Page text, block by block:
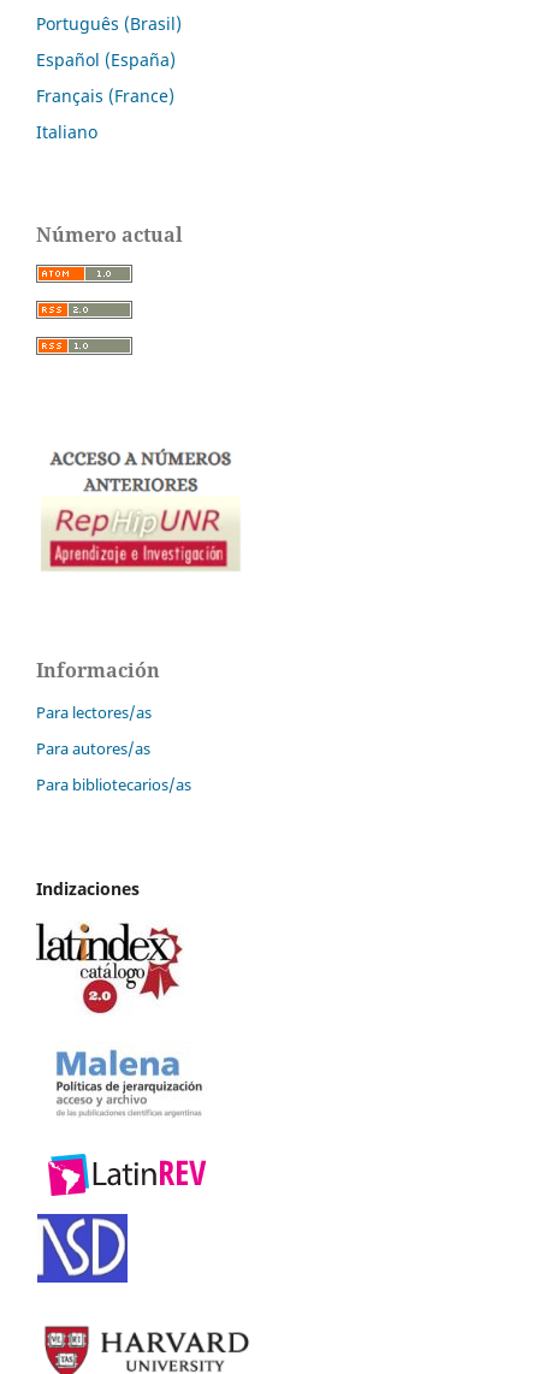
Português (Brasil)
Español (España)
Français (France)
Italiano
Número actual
Información
Para lectores/as
Para autores/as
Para bibliotecarios/as
Indizaciones